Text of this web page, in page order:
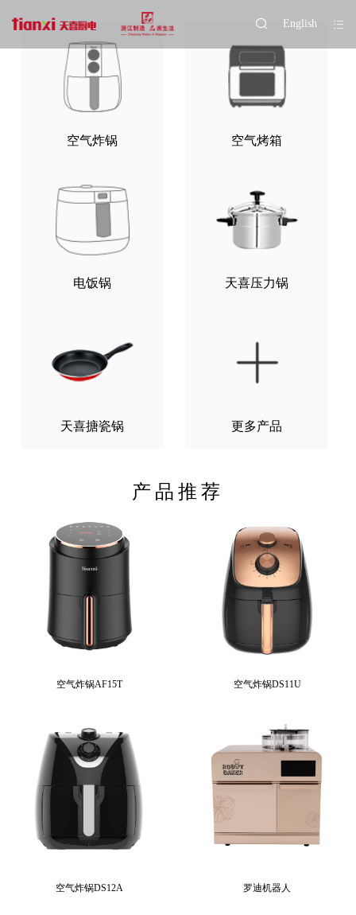
English
空气炸锅 空气烤箱
电饭锅 天喜压力锅
天喜搪瓷锅 更多产品
产品推荐
空气炸锅AF15T 空气炸锅DS11U
空气炸锅DS12A 罗迪机器人